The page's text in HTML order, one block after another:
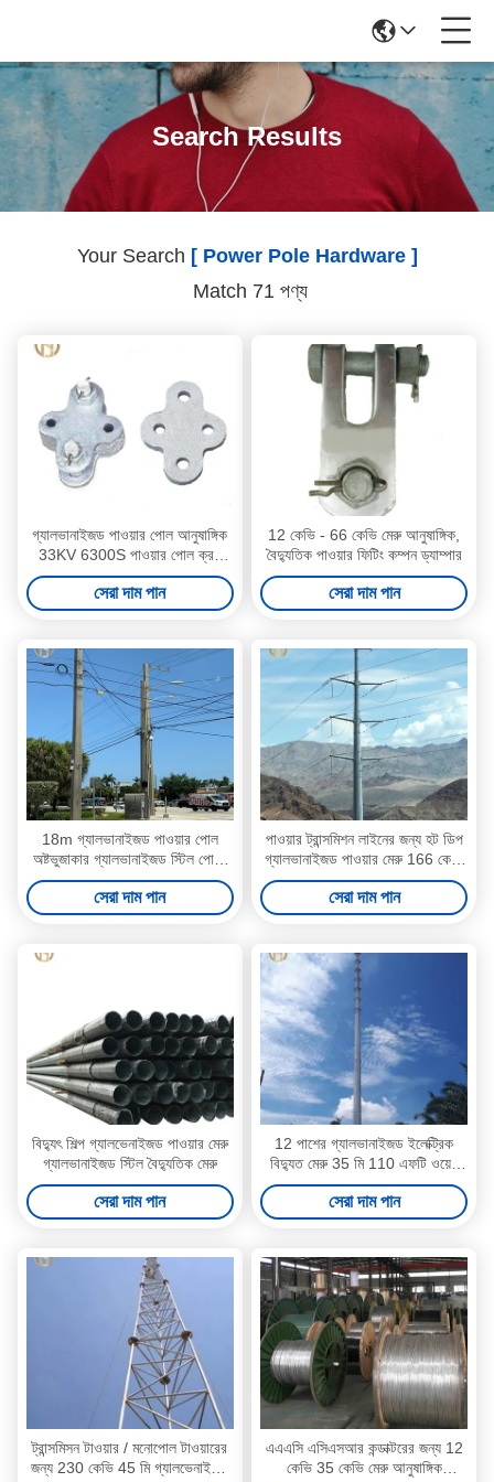
Search Results
Your Search [ Power Pole Hardware ]
Match 71 পণ্য
গ্যালভানাইজড পাওয়ার পোল আনুষাঙ্গিক
33KV 6300S পাওয়ার পোল ক্রস
আর্ম
সেরা দাম পান
12 কেভি - 66 কেভি মেরু আনুষাঙ্গিক,
বৈদ্যুতিক পাওয়ার ফিটিং কম্পন ড্যাম্পার
সেরা দাম পান
18m গ্যালভানাইজড পাওয়ার পোল
অষ্টভুজাকার গ্যালভানাইজড স্টিল পোস্ট
ডেড এন্ড
সেরা দাম পান
পাওয়ার ট্রান্সমিশন লাইনের জন্য হট ডিপ
গ্যালভানাইজড পাওয়ার মেরু 166 কেভি
38 মি
সেরা দাম পান
বিদ্যুৎ শিল্প গ্যালভেনাইজড পাওয়ার মেরু
গ্যালভানাইজড স্টিল বৈদ্যুতিক মেরু
সেরা দাম পান
12 পাশের গ্যালভানাইজড ইলেক্ট্রিক
বিদ্যুত মেরু 35 মি 110 এফটি ওয়েল
ফিনিশড ওয়েল্ডিং
সেরা দাম পান
ট্রান্সমিসন টাওয়ার / মনোপোল টাওয়ারের
জন্য 230 কেভি 45 মি গ্যালভেনাইজড
এএএসি এসিএসআর কন্ডাক্টরের জন্য 12
কেভি 35 কেভি মেরু আনুষাঙ্গিক